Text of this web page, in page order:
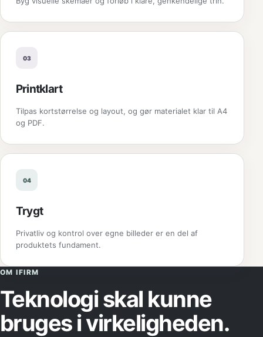
03
Printklart
Tilpas kortstørrelse og layout, og gør materialet klar til A4
og PDF.
04
Trygt
Privatliv og kontrol over egne billeder er en del af
produktets fundament.
OM IFIRM
Teknologi skal kunne
bruges i virkeligheden.